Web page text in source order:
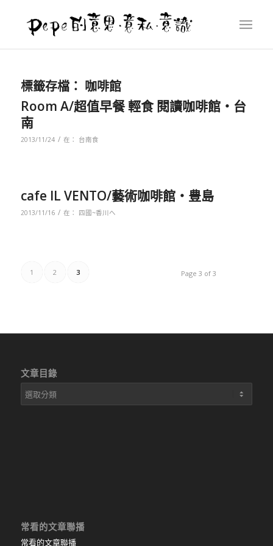
標籤存檔： 咖啡館
Room A/超值早餐 輕食 閱讀咖啡館‧台
南
2013/11/24 / 在： 台南食
cafe IL VENTO/藝術咖啡館‧豊島
2013/11/16 / 在： 四國~香川へ
Page 3 of 3
1 2 3
文章目錄
文
章
常看的文章聯播
常看的文章聯播